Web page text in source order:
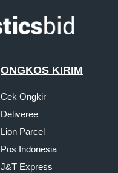
ONGKOS KIRIM
Cek Ongkir
Deliveree
Lion Parcel
Pos Indonesia
J&T Express